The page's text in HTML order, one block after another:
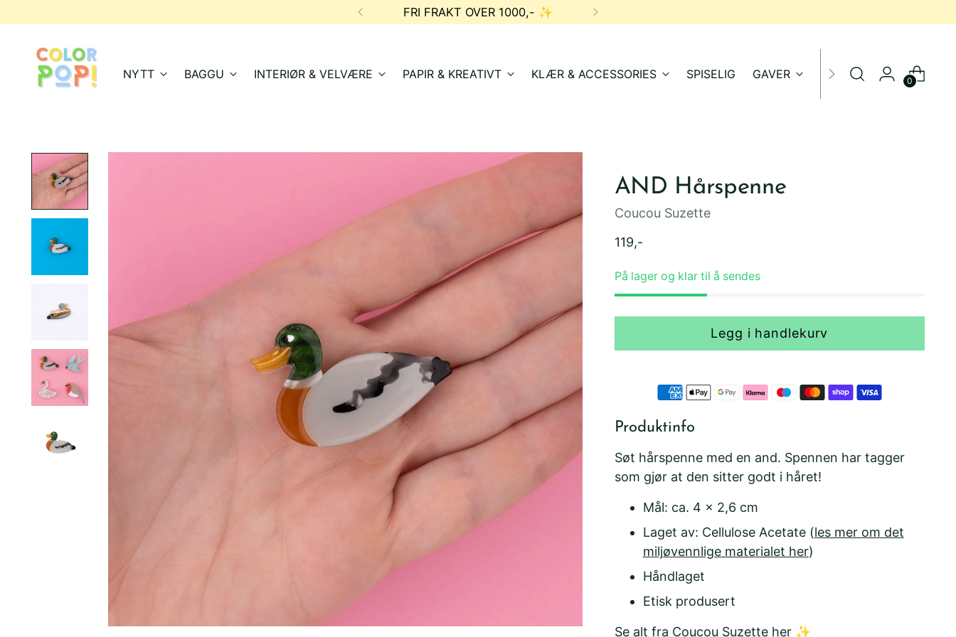
FRI FRAKT OVER 1000,- ✨
NYTT BAGGU INTERIØR & VELVÆRE PAPIR & KREATIVT KLÆR & ACCESSORIES SPISELIG GAVER SALG 0
AND Hårspenne
Coucou Suzette
Ordinær
119,-
På lager og klar til å sendes
Legg i handlekurv
Produktinfo
Søt hårspenne med en and. Spennen har tagger
som gjør at den sitter godt i håret!
Mål: ca. 4 x 2,6 cm
Laget av: Cellulose Acetate (les mer om det
miljøvennlige materialet her)
Håndlaget
Etisk produsert
Se alt fra Coucou Suzette her✨